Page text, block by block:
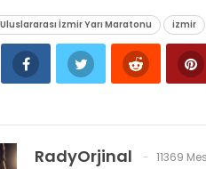
İzmir Yarı Maratonu izmir
RadyOrjinal
11369